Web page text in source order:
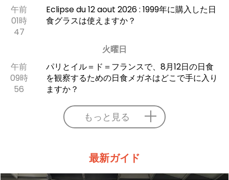
午前
01時
47
Eclipse du 12 aout 2026 : 1999年に購入した日
食グラスは使えますか？
火曜日
午前
09時
56
パリとイル＝ド＝フランスで、8月12日の日食
を観察するための日食メガネはどこで手に入り
ますか？
もっと見る
最新ガイド